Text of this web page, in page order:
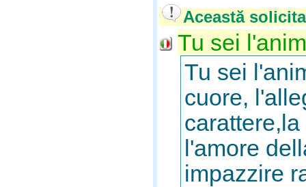
Această
Tu sei
Tu sei
cuore,
l'amore
impazzire